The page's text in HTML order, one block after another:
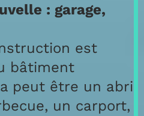
: garage,
est
bâtiment
peut être un abri
un carport,